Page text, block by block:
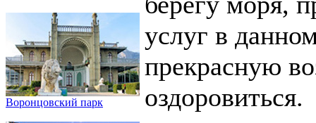
Воронцовский парк
услуг в
прекрасную
оздоровиться.